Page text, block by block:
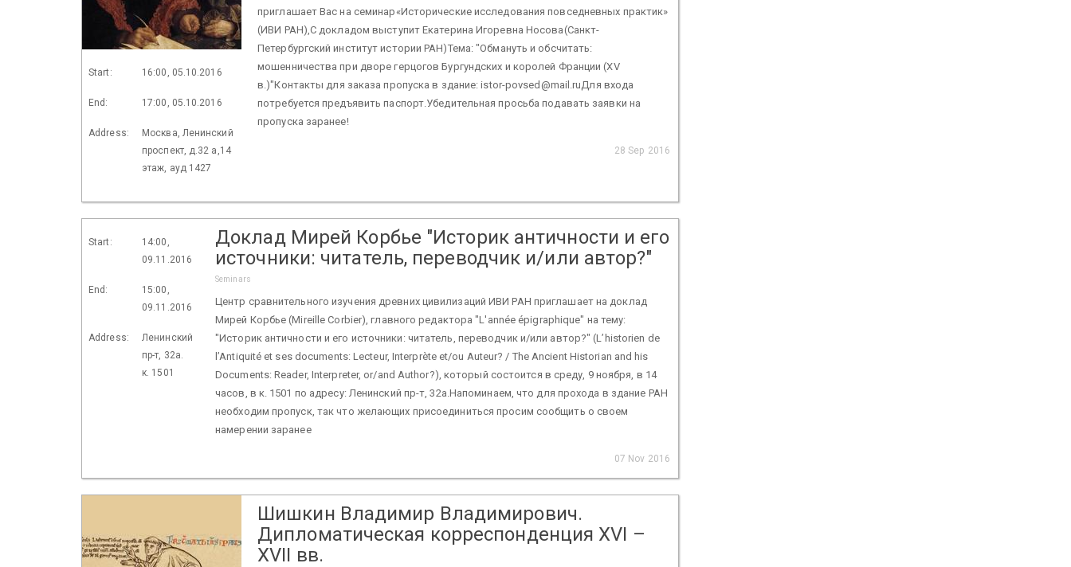
Start: 16:00, 05.10.2016
End: 17:00, 05.10.2016
Address:
Москва, Ленинский
проспект, д.32 а,14
этаж, ауд 1427
приглашает Вас на семинар«Исторические исследования повседневных практик»
(ИВИ РАН),С докладом выступит Екатерина Игоревна Носова(Санкт-
Петербургский институт истории РАН)Тема: "Обмануть и обсчитать:
мошенничества при дворе герцогов Бургундских и королей Франции (XV
в.)"Контакты для заказа пропуска в здание: istor-povsed@mail.ruДля входа
потребуется предъявить паспорт.Убедительная просьба подавать заявки на
пропуска заранее!
28 Sep 2016
Start:
14:00,
09.11.2016
End:
15:00,
09.11.2016
Address:
Ленинский
пр-т, 32а.
к. 1501
Доклад Мирей Корбье "Историк античности и его
источники: читатель, переводчик и/или автор?"
Seminars
Центр сравнительного изучения древних цивилизаций ИВИ РАН приглашает на доклад
Мирей Корбье (Mireille Corbier), главного редактора "L'année épigraphique" на тему:
"Историк античности и его источники: читатель, переводчик и/или автор?" (L’historien de
l’Antiquité et ses documents: Lecteur, Interprète et/ou Auteur? / The Ancient Historian and his
Documents: Reader, Interpreter, or/and Author?), который состоится в среду, 9 ноября, в 14
часов, в к. 1501 по адресу: Ленинский пр-т, 32а.Напоминаем, что для прохода в здание РАН
необходим пропуск, так что желающих присоединиться просим сообщить о своем
намерении заранее
07 Nov 2016
Шишкин Владимир Владимирович.
Дипломатическая корреспонденция XVI –
XVII вв.